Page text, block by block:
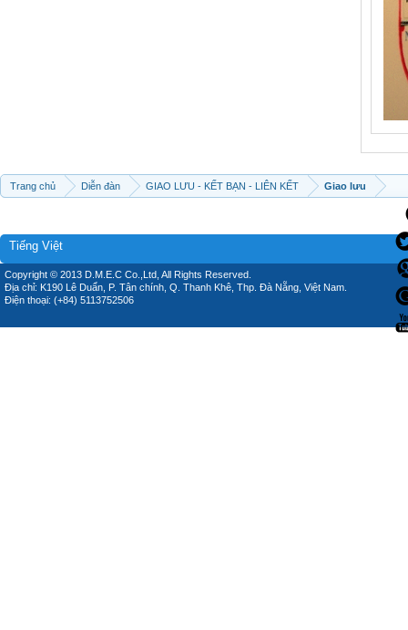
Trang chủ Diễn đàn GIAO LƯU - KẾT BẠN - LIÊN KẾT Giao lưu
Tiếng Việt
Copyright © 2013 D.M.E.C Co.,Ltd, All Rights Reserved.
Địa chỉ: K190 Lê Duẩn, P. Tân chính, Q. Thanh Khê, Thp. Đà Nẵng, Việt Nam.
Điện thoại: (+84) 5113752506